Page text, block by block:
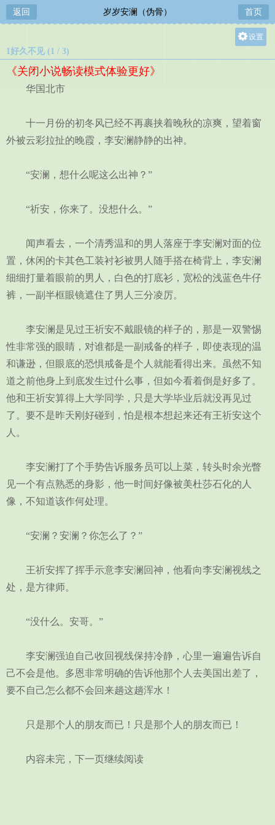
返回 岁岁安澜（伪骨） 首页
设置
1好久不见 (1 / 3)
《关闭小说畅读模式体验更好》
华国北市
十一月份的初冬风已经不再裹挟着晚秋的凉爽，望着窗
外被云彩拉扯的晚霞，李安澜静静的出神。
“安澜，想什么呢这么出神？”
“祈安，你来了。没想什么。”
闻声看去，一个清秀温和的男人落座于李安澜对面的位
置，休闲的卡其色工装衬衫被男人随手搭在椅背上，李安澜
细细打量着眼前的男人，白色的打底衫，宽松的浅蓝色牛仔
裤，一副半框眼镜遮住了男人三分凌厉。
李安澜是见过王祈安不戴眼镜的样子的，那是一双警惕
性非常强的眼睛，对谁都是一副戒备的样子，即使表现的温
和谦逊，但眼底的恐惧戒备是个人就能看得出来。虽然不知
道之前他身上到底发生过什么事，但如今看着倒是好多了。
他和王祈安算得上大学同学，只是大学毕业后就没再见过
了。要不是昨天刚好碰到，怕是根本想起来还有王祈安这个
人。
李安澜打了个手势告诉服务员可以上菜，转头时余光瞥
见一个有点熟悉的身影，他一时间好像被美杜莎石化的人
像，不知道该作何处理。
“安澜？安澜？你怎么了？”
王祈安挥了挥手示意李安澜回神，他看向李安澜视线之
处，是方律师。
“没什么。安哥。”
李安澜强迫自己收回视线保持冷静，心里一遍遍告诉自
己不会是他。多恩非常明确的告诉他那个人去美国出差了，
要不自己怎么都不会回来趟这趟浑水！
只是那个人的朋友而已！只是那个人的朋友而已！
内容未完，下一页继续阅读